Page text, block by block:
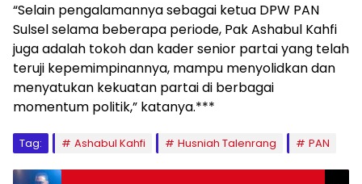
“Selain pengalamannya sebagai ketua DPW PAN
Sulsel selama beberapa periode, Pak Ashabul Kahfi
juga adalah tokoh dan kader senior partai yang telah
teruji kepemimpinannya, mampu menyolidkan dan
menyatukan kekuatan partai di berbagai
momentum politik,” katanya.***
Tag: Ashabul Kahfi Husniah Talenrang PAN